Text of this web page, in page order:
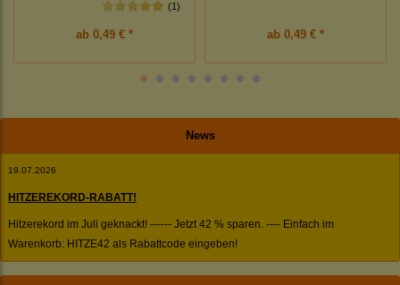
News
19.07.2026
HITZEREKORD-RABATT!
Hitzerekord im Juli geknackt! ------ Jetzt 42 % sparen. ---- Einfach im
Warenkorb: HITZE42 als Rabattcode eingeben!
(1)
ab 0,49 € * ab 0,49 € *